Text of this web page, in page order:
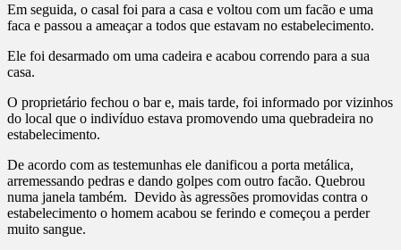
Em seguida, o casal foi para a casa e voltou com um facão e uma
faca e passou a ameaçar a todos que estavam no estabelecimento.
Ele foi desarmado om uma cadeira e acabou correndo para a sua
casa.
O proprietário fechou o bar e, mais tarde, foi informado por vizinhos
do local que o indivíduo estava promovendo uma quebradeira no
estabelecimento.
De acordo com as testemunhas ele danificou a porta metálica,
arremessando pedras e dando golpes com outro facão. Quebrou
numa janela também. Devido às agressões promovidas contra o
estabelecimento o homem acabou se ferindo e começou a perder
muito sangue.